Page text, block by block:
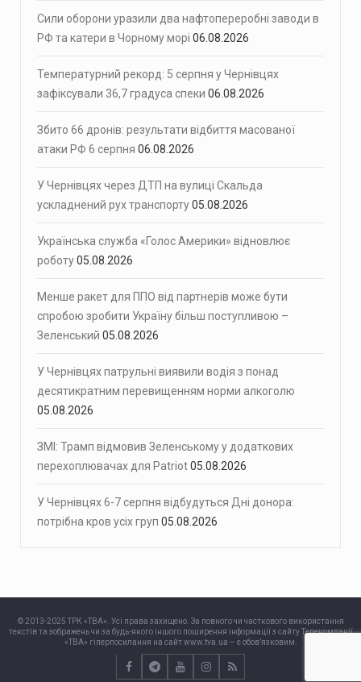
Сили оборони уразили два нафтопереробні заводи в
РФ та катери в Чорному морі 06.08.2026
Температурний рекорд: 5 серпня у Чернівцях
зафіксували 36,7 градуса спеки 06.08.2026
Збито 66 дронів: результати відбиття масованої
атаки РФ 6 серпня 06.08.2026
У Чернівцях через ДТП на вулиці Скальда
ускладнений рух транспорту05.08.2026
Українська служба «Голос Америки» відновлює
роботу05.08.2026
Менше ракет для ППО від партнерів може бути
спробою зробити Україну більш поступливою –
Зеленський 05.08.2026
У Чернівцях патрульні виявили водія з понад
десятикратним перевищенням норми алкоголю
05.08.2026
ЗМІ: Трамп відмовив Зеленському у додаткових
перехоплювачах для Patriot05.08.2026
У Чернівцях 6-7 серпня відбудуться Дні донора:
потрібна кров усіх груп 05.08.2026
© 2013-2025 ТРК «ТВА». Усі права захищено. За повного чи часткового використання
текстів та зображень чи за будь-якого іншого поширення інформації з сайту Телекомпанії
«ТВА» гіперпосилання на сайт www.tva.ua – є обов’язковим.